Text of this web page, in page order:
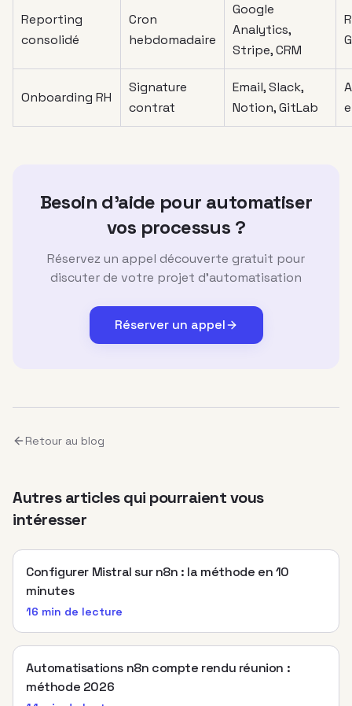
Reporting
consolidé
Cron
hebdomadaire
Google
Analytics,
Stripe, CRM
Onboarding RH
Signature
contrat
Email, Slack,
Notion, GitLab
Besoin d'aide pour automatiser
vos processus ?
Réservez un appel découverte gratuit pour
discuter de votre projet d'automatisation
Réserver un appel
Retour au blog
Autres articles qui pourraient vous
intéresser
Configurer Mistral sur n8n : la méthode en 10
minutes
16 min de lecture
Automatisations n8n compte rendu réunion :
méthode 2026